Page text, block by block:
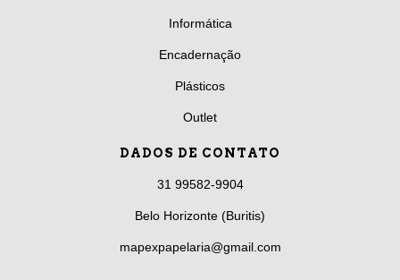
Informática
Encadernação
Plásticos
Outlet
DADOS DE CONTATO
31 99582-9904
Belo Horizonte (Buritis)
mapexpapelaria@gmail.com